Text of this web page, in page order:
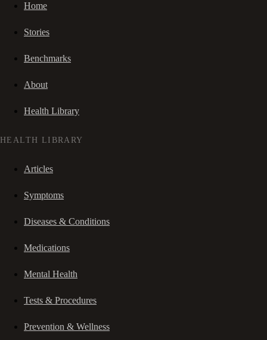
Home
Stories
Benchmarks
About
Health Library
HEALTH LIBRARY
Articles
Symptoms
Diseases & Conditions
Medications
Mental Health
Tests & Procedures
Prevention & Wellness